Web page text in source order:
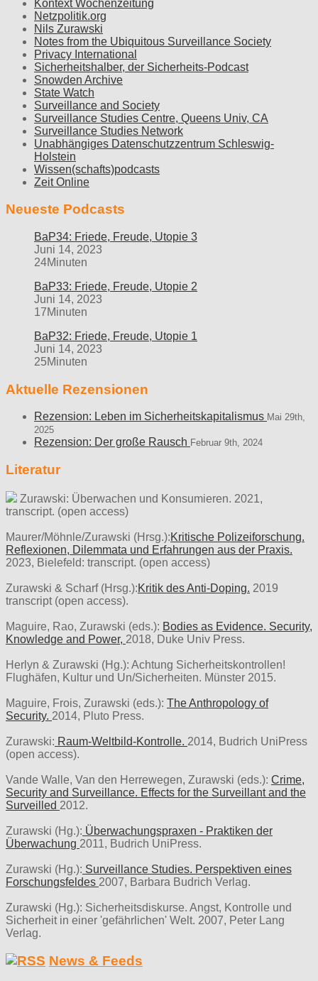
Kontext Wochenzeitung
Netzpolitik.org
Nils Zurawski
Notes from the Ubiquitous Surveillance Society
Privacy International
Sicherheitshalber, der Sicherheits-Podcast
Snowden Archive
State Watch
Surveillance and Society
Surveillance Studies Centre, Queens Univ, CA
Surveillance Studies Network
Unabhängiges Datenschutzzentrum Schleswig-
Holstein
Wissen(schafts)podcasts
Zeit Online
Neueste Podcasts
BaP34: Friede, Freude, Utopie 3
Juni 14, 2023
24Minuten
BaP33: Friede, Freude, Utopie 2
Juni 14, 2023
17Minuten
BaP32: Friede, Freude, Utopie 1
Juni 14, 2023
25Minuten
Aktuelle Rezensionen
Rezension: Leben im Sicherheitskapitalismus Mai 29th,
2025
Rezension: Der große Rausch Februar 9th, 2024
Literatur
Zurawski: Überwachen und Konsumieren. 2021,
transcript. (open access)
Maurer/Möhnle/Zurawski (Hrsg.):Kritische Polizeiforschung.
Reflexionen, Dilemmata und Erfahrungen aus der Praxis.
2023, Bielefeld: transcript. (open access)
Zurawski & Scharf (Hrsg.):Kritik des Anti-Doping. 2019
transcript (open access).
Maguire, Rao, Zurawski (eds.): Bodies as Evidence. Security,
Knowledge and Power, 2018, Duke Univ Press.
Herlyn & Zurawski (Hg.): Achtung Sicherheitskontrollen!
Flughäfen, Kultur und Un/Sicherheiten. Münster 2015.
Maguire, Frois, Zurawski (eds.): The Anthropology of
Security. 2014, Pluto Press.
Zurawski: Raum-Weltbild-Kontrolle. 2014, Budrich UniPress
(open access).
Vande Walle, Van den Herrewegen, Zurawski (eds.): Crime,
Security and Surveillance. Effects for the Surveillant and the
Surveilled 2012.
Zurawski (Hg.): Überwachungspraxen - Praktiken der
Überwachung 2011, Budrich UniPress.
Zurawski (Hg.): Surveillance Studies. Perspektiven eines
Forschungsfeldes 2007, Barbara Budrich Verlag.
Zurawski (Hg.): Sicherheitsdiskurse. Angst, Kontrolle und
Sicherheit in einer 'gefährlichen' Welt. 2007, Peter Lang
Verlag.
News & Feeds